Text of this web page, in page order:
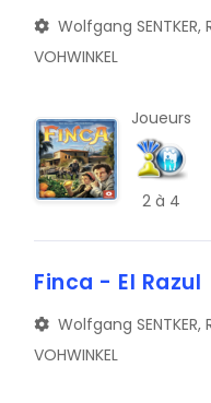
C
G
O
S
W
#
D
Wolfgang SENTKER,
VOHWINKEL
Joueurs
2 à 4
Finca - El Razul
Wolfgang SENTKER,
VOHWINKEL